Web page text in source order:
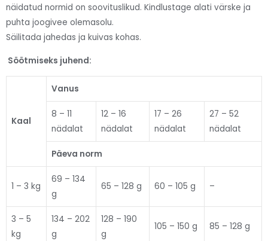
näidatud normid on soovituslikud. Kindlustage alati värske ja
puhta joogivee olemasolu.
Säilitada jahedas ja kuivas kohas.
Söötmiseks juhend:
Kaal
Vanus
8 – 11
nädalat
12 – 16
nädalat
17 – 26
nädalat
27 – 52
nädalat
Päeva norm
1 – 3 kg
69 – 134
g
65 – 128 g 60 – 105 g –
3 – 5
kg
134 – 202
g
128 – 190
g
105 – 150 g 85 – 128 g